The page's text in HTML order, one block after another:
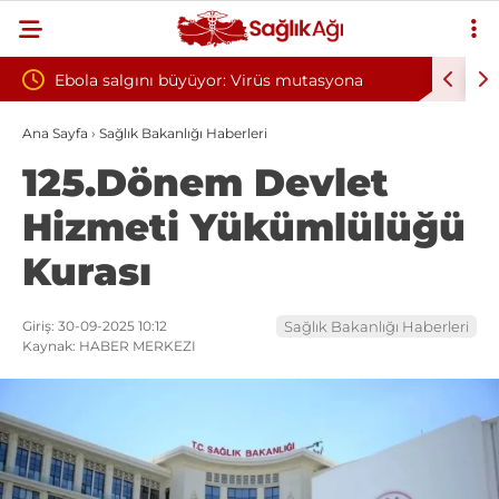
Virüs mutasyona Yılın ilk 6 ayında 10 bini aşkın
oksijen tedavisinden yararlandı
Ana Sayfa › Sağlık Bakanlığı Haberleri
125.Dönem Devlet
Hizmeti Yükümlülüğü
Kurası
Giriş: 30-09-2025 10:12
Kaynak: HABER MERKEZI
Sağlık Bakanlığı Haberleri